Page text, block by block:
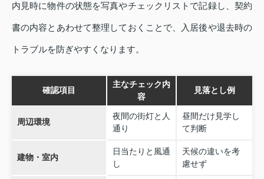
内見時に物件の状態を写真やチェックリストで記録し、契約
書の内容とあわせて整理しておくことで、入居後や退去時の
トラブルを防ぎやすくなります。
確認項目
主なチェック内
容
見落とし例
周辺環境
夜間の街灯と人
通り
昼間だけ見学し
て判断
建物・室内
日当たりと風通
し
天候の違いを考
慮せず